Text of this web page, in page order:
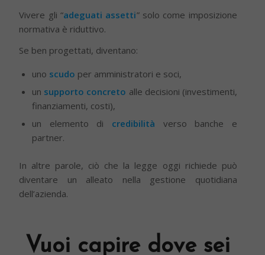
Vivere gli “adeguati assetti” solo come imposizione
normativa è riduttivo.
Se ben progettati, diventano:
uno scudo per amministratori e soci,
un supporto concreto alle decisioni (investimenti,
finanziamenti, costi),
un elemento di credibilità verso banche e
partner.
In altre parole, ciò che la legge oggi richiede può
diventare un alleato nella gestione quotidiana
dell’azienda.
Vuoi capire dove sei